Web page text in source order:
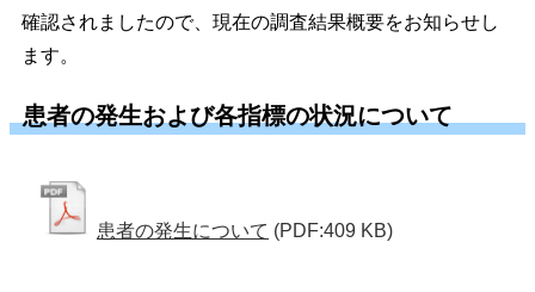
確認されましたので、現在の調査結果概要をお知らせし
ます。
患者の発生および各指標の状況について
患者の発生について (PDF:409 KB)